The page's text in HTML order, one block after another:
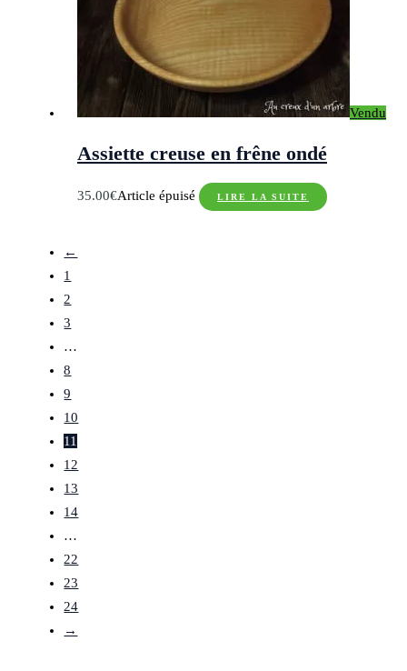
Vendu
Assiette creuse en frêne ondé
35.00€Article épuisé LIRE LA SUITE
←
1
2
3
…
8
9
10
11
12
13
14
…
22
23
24
→